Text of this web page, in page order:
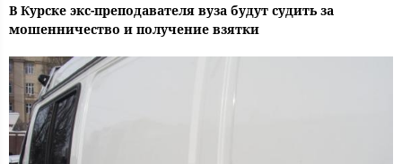
В Курске экс-преподавателя вуза будут судить за
мошенничество и получение взятки